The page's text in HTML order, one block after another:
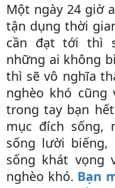
Một ngày 24 giờ
tận dụng thời
cần đạt tới thì
những ai không
thì sẽ vô nghĩa
nghèo khó cũng
trong tay bạn
mục đích sống,
sống lười
sống khát vọng
nghèo khó. Bạn